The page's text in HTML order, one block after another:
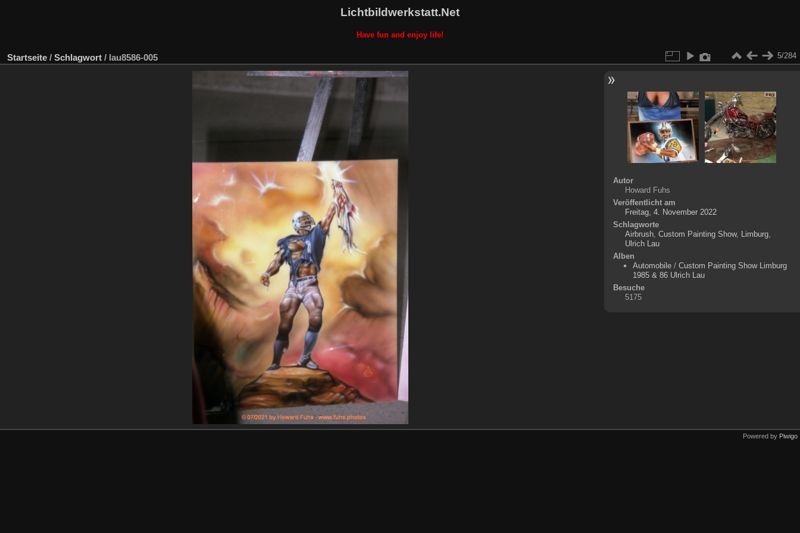
Lichtbildwerkstatt.Net
Have fun and enjoy life!
Startseite / Schlagwort / lau8586-005 5/284
Autor
Howard Fuhs
Veröffentlicht am
Freitag, 4. November 2022
Schlagworte
Airbrush, Custom Painting Show, Limburg,
Ulrich Lau
Alben
Automobile/ Custom Painting Show Limburg
1985 & 86 Ulrich Lau
Besuche
5175
Powered by Piwigo